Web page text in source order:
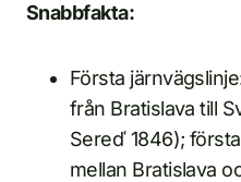
Snabbfakta:
Första
från Bratislava till
Sereď 1846);
mellan Bratislava